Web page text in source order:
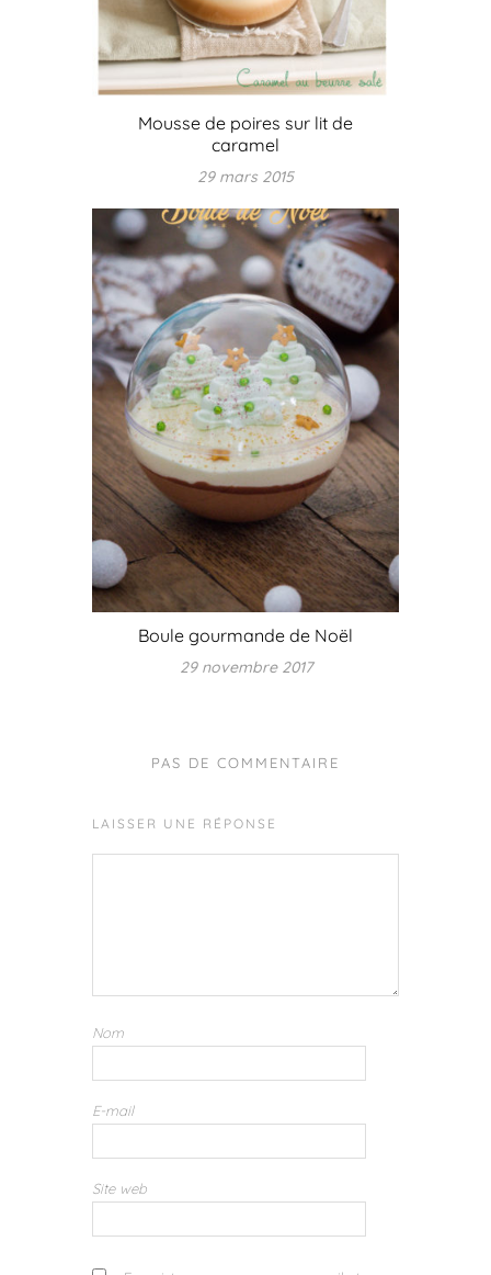
Mousse de poires sur lit de
caramel
29 mars 2015
Boule gourmande de Noël
29 novembre 2017
PAS DE COMMENTAIRE
LAISSER UNE RÉPONSE
Nom
E-mail
Site web